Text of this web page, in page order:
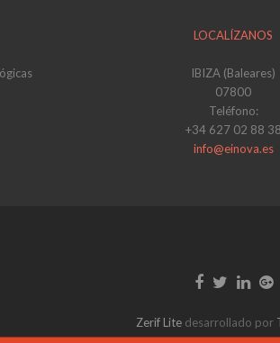
LOCALÍZANOS
IBIZA (Baleares)
07800
Teléfono:
+34 627 02 88 38
info@einova.es
Enlace
Facebook
Enlace
Twitter
Enlace
Zerif Lite desarrollado por